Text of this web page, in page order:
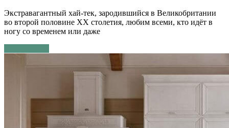
Экстравагантный хай-тек, зародившийся в Великобритании
во второй половине ХХ столетия, любим всеми, кто идёт в
ногу со временем или даже